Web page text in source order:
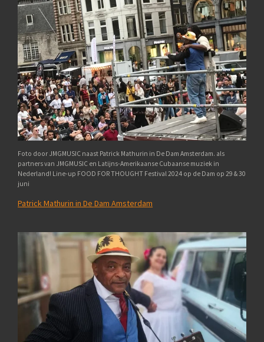
Foto door JMGMUSIC naast Patrick Mathurin in De Dam Amsterdam. als
partners van JMGMUSIC en Latijns-Amerikaanse Cubaanse muziek in
Nederland! Line-up FOOD FOR THOUGHT Festival 2024 op de Dam op 29 & 30
juni
Patrick Mathurin in De Dam Amsterdam